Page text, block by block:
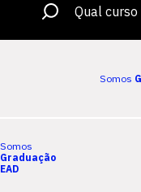
Somos
Somos
Graduação
EAD